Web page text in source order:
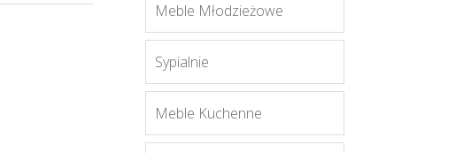
Meble Młodzieżowe
Sypialnie
Meble Kuchenne